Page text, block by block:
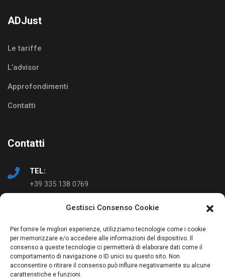
Gestisci Consenso Cookie
Per fornire le migliori esperienze, utilizziamo tecnologie come i cookie
per memorizzare e/o accedere alle informazioni del dispositivo. Il
consenso a queste tecnologie ci permetterà di elaborare dati come il
comportamento di navigazione o ID unici su questo sito. Non
acconsentire o ritirare il consenso può influire negativamente su alcune
caratteristiche e funzioni.
ADJust
Le tariffe
L’advisor
Approfondimenti
Contatti
Contatti
TEL:
+39 335 138 0769